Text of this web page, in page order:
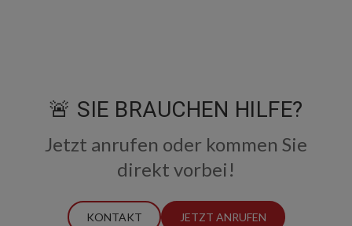
🚨 SIE BRAUCHEN HILFE?
Jetzt anrufen oder kommen Sie
direkt vorbei!
KONTAKT JETZT ANRUFEN